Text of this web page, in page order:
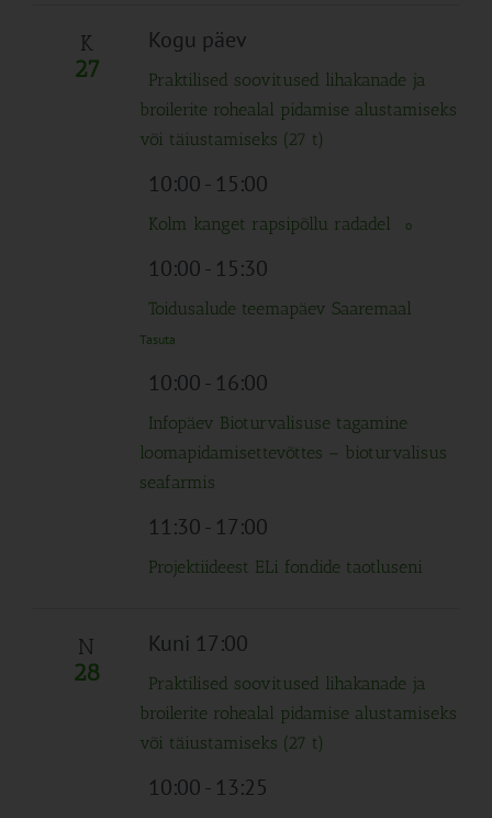
K
27
Kogu päev
Praktilised soovitused lihakanade ja
broilerite rohealal pidamise alustamiseks
või täiustamiseks (27 t)
10:00- 15:00
Kolm kanget rapsipõllu radadel o
10:00- 15:30
Toidusalude teemapäev Saaremaal
Tasuta
10:00- 16:00
Infopäev Bioturvalisuse tagamine
loomapidamisettevõttes – bioturvalisus
seafarmis
11:30- 17:00
Projektiideest ELi fondide taotluseni
N
28
Kuni 17:00
Praktilised soovitused lihakanade ja
broilerite rohealal pidamise alustamiseks
või täiustamiseks (27 t)
10:00- 13:25